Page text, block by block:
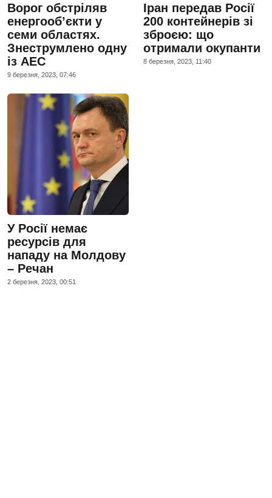
Ворог обстріляв
енергооб’єкти у
семи областях.
Знеструмлено одну
із АЕС
9 березня, 2023, 07:46
Іран передав Росії
200 контейнерів зі
зброєю: що
отримали окупанти
8 березня, 2023, 11:40
У Росії немає
ресурсів для
нападу на Молдову
– Речан
2 березня, 2023, 00:51